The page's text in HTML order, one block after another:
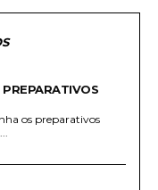
PREPARATIVOS
os preparativos